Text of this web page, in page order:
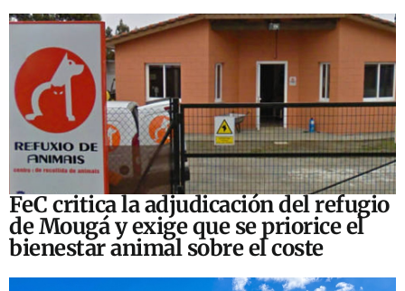
FeC critica la adjudicación del refugio
de Mougá y exige que se priorice el
bienestar animal sobre el coste